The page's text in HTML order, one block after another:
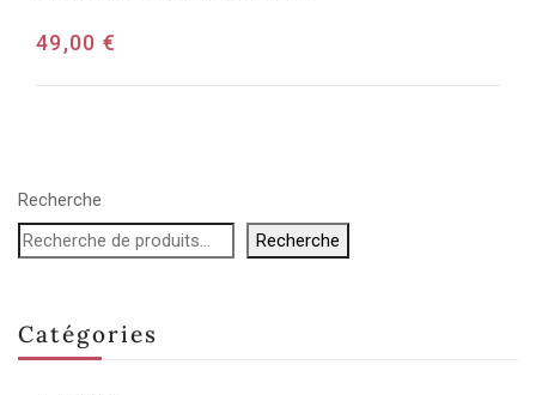
Recherche
Recherche
Catégories
49,00€